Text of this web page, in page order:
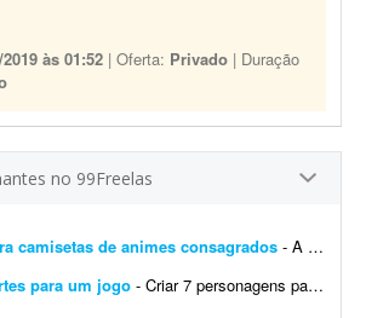
às 01:52 | Oferta: Privado | Duração
no 99Freelas
camisetas de animes consagrados - A ideia é criar oito artes para camisetas oversized para quatro animes consagrados diferentes. São quatro ilustrações maiores para as costas e quatro menores para o lado...
para um jogo - Criar 7 personagens para um jogo, em pixel art e assets para os 7 personagens (estilo caixa de dialogo como do stardew Valley)